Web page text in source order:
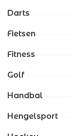
Darts
Fietsen
Fitness
Golf
Handbal
Hengelsport